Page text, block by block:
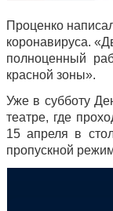
Проценко
коронавируса.
полноценный
красной зоны».
Уже в субботу
театре, где
15 апреля в
пропускной